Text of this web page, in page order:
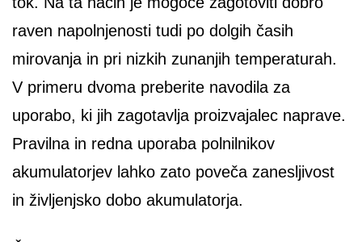
raven napolnjenosti tudi po dolgih časih
mirovanja in pri nizkih zunanjih temperaturah.
V primeru dvoma preberite navodila za
uporabo, ki jih zagotavlja proizvajalec naprave.
Pravilna in redna uporaba polnilnikov
akumulatorjev lahko zato poveča zanesljivost
in življenjsko dobo akumulatorja.